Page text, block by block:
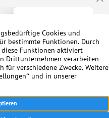
| Kontakt